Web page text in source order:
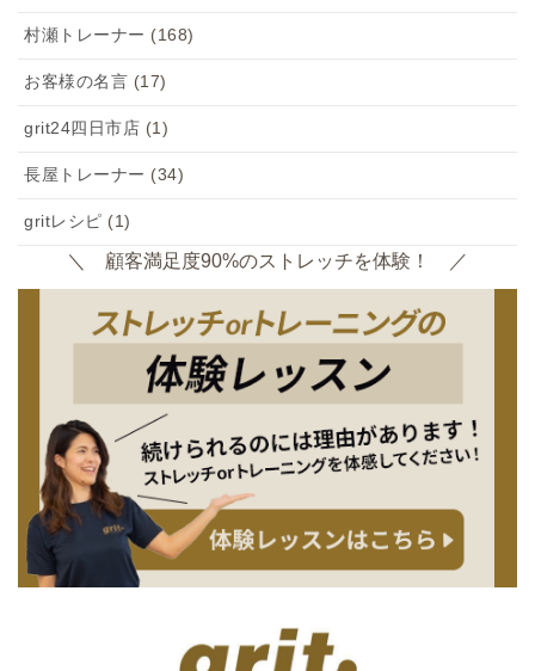
村瀬トレーナー (168)
お客様の名言 (17)
grit24四日市店 (1)
長屋トレーナー (34)
gritレシピ (1)
＼ 顧客満足度90%のストレッチを体験！ ／